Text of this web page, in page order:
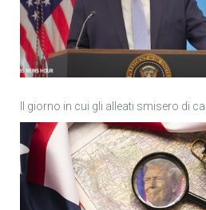
Il giorno in cui gli alleati smisero di